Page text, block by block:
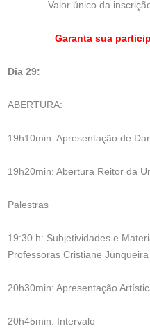
Valor único da
Garanta sua
Dia 29:
ABERTURA:
19h10min: Apresentação de
19h20min: Abertura Reitor da
Palestras
19:30 h: Subjetividades e
Professoras Cristiane
20h30min: Apresentação
20h45min: Intervalo